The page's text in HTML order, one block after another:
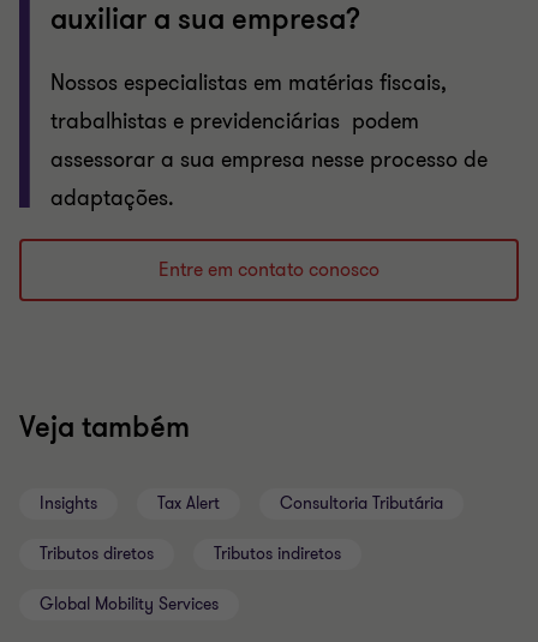
auxiliar a sua empresa?
Nossos especialistas em matérias fiscais,
trabalhistas e previdenciárias podem
assessorar a sua empresa nesse processo de
adaptações.
Entre em contato conosco
Veja também
Insights Tax Alert Consultoria Tributária
Tributos diretos Tributos indiretos
Global Mobility Services